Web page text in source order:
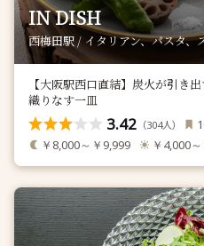
IN DISH
西梅田駅 / イタリアン、パスタ、
【大阪駅西口直結】炭火が引き
織りなす一皿
3.42 （304人）
￥8,000～￥9,999 ￥4,000